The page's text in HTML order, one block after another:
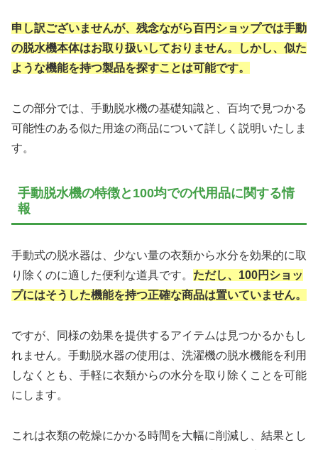
申し訳ございませんが、残念ながら百円ショップでは手動
の脱水機本体はお取り扱いしておりません。しかし、似た
ような機能を持つ製品を探すことは可能です。
この部分では、手動脱水機の基礎知識と、百均で見つかる
可能性のある似た用途の商品について詳しく説明いたしま
す。
手動脱水機の特徴と100均での代用品に関する情
報
手動式の脱水器は、少ない量の衣類から水分を効果的に取
り除くのに適した便利な道具です。 ただし、100円ショッ
プにはそうした機能を持つ正確な商品は置いていません。
ですが、同様の効果を提供するアイテムは見つかるかもし
れません。手動脱水器の使用は、洗濯機の脱水機能を利用
しなくとも、手軽に衣類からの水分を取り除くことを可能
にします。
これは衣類の乾燥にかかる時間を大幅に削減し、結果とし